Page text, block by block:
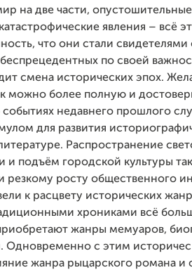
на две части,
явления – всё
что они стали свидетелями
по своей
смена исторических эпох.
можно более полную и
недавнего прошлого
для развития
Распространение
и подъём городской культуры
резкому росту общественного
к расцвету исторических
хрониками всё
жанры мемуаров,
Одновременно с этим
жанра рыцарского романа и